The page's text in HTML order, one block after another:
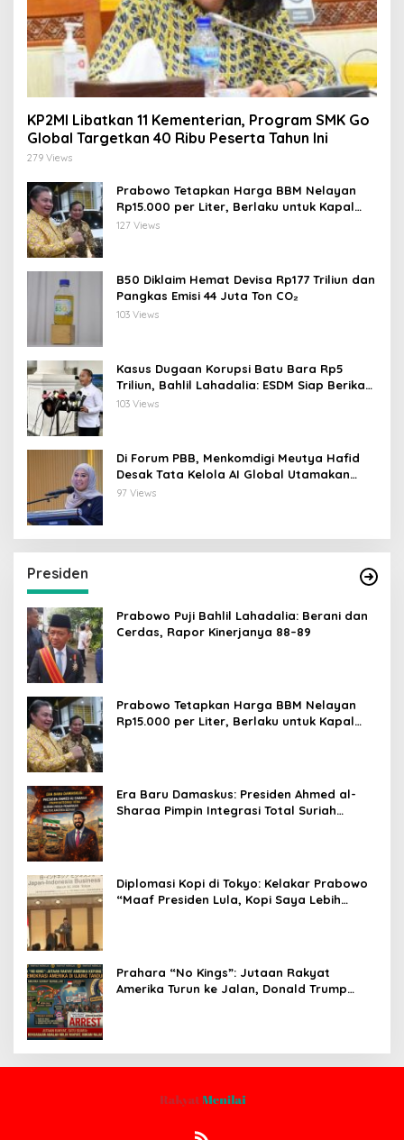
KP2MI Libatkan 11 Kementerian, Program SMK Go
Global Targetkan 40 Ribu Peserta Tahun Ini
279 Views
Prabowo Tetapkan Harga BBM Nelayan
Rp15.000 per Liter, Berlaku untuk Kapal
30-200 GT
127 Views
B50 Diklaim Hemat Devisa Rp177 Triliun dan
Pangkas Emisi 44 Juta Ton CO₂
103 Views
Kasus Dugaan Korupsi Batu Bara Rp5
Triliun, Bahlil Lahadalia: ESDM Siap Berikan
Data
103 Views
Di Forum PBB, Menkomdigi Meutya Hafid
Desak Tata Kelola AI Global Utamakan
Perlindungan Anak
97 Views
Presiden
Prabowo Puji Bahlil Lahadalia: Berani dan
Cerdas, Rapor Kinerjanya 88–89
Prabowo Tetapkan Harga BBM Nelayan
Rp15.000 per Liter, Berlaku untuk Kapal
Era Baru Damaskus: Presiden Ahmed al-
Sharaa Pimpin Integrasi Total Suriah
Diplomasi Kopi di Tokyo: Kelakar Prabowo
“Maaf Presiden Lula, Kopi Saya Lebih
Prahara “No Kings”: Jutaan Rakyat
Amerika Turun ke Jalan, Donald Trump